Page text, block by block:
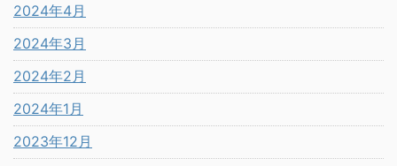
2024年4月
2024年3月
2024年2月
2024年1月
2023年12月